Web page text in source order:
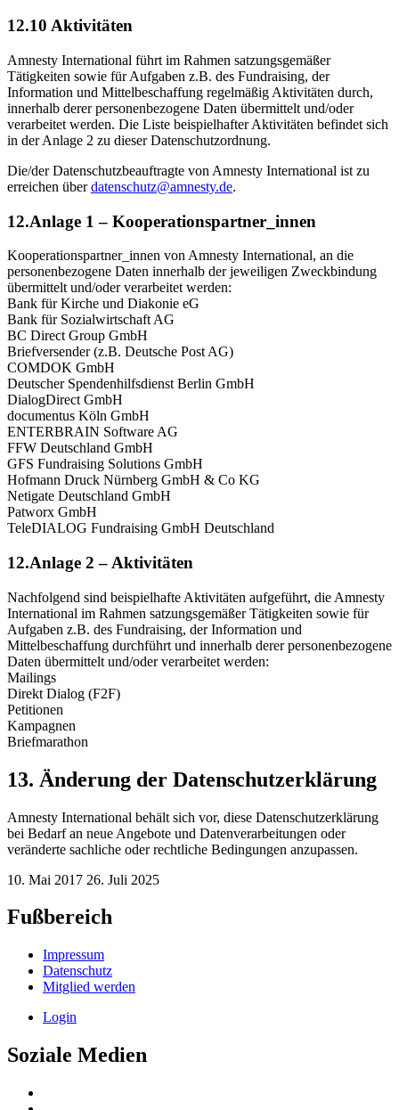
12.10 Aktivitäten
Amnesty International führt im Rahmen satzungsgemäßer
Tätigkeiten sowie für Aufgaben z.B. des Fundraising, der
Information und Mittelbeschaffung regelmäßig Aktivitäten durch,
innerhalb derer personenbezogene Daten übermittelt und/oder
verarbeitet werden. Die Liste beispielhafter Aktivitäten befindet sich
in der Anlage 2 zu dieser Datenschutzordnung.
Die/der Datenschutzbeauftragte von Amnesty International ist zu
erreichen überdatenschutz@amnesty.de.
12.Anlage 1 – Kooperationspartner_innen
Kooperationspartner_innen von Amnesty International, an die
personenbezogene Daten innerhalb der jeweiligen Zweckbindung
übermittelt und/oder verarbeitet werden:
Bank für Kirche und Diakonie eG
Bank für Sozialwirtschaft AG
BC Direct Group GmbH
Briefversender (z.B. Deutsche Post AG)
COMDOK GmbH
Deutscher Spendenhilfsdienst Berlin GmbH
DialogDirect GmbH
documentus Köln GmbH
ENTERBRAIN Software AG
FFW Deutschland GmbH
GFS Fundraising Solutions GmbH
Hofmann Druck Nürnberg GmbH & Co KG
Netigate Deutschland GmbH
Patworx GmbH
TeleDIALOG Fundraising GmbH Deutschland
12.Anlage 2 – Aktivitäten
Nachfolgend sind beispielhafte Aktivitäten aufgeführt, die Amnesty
International im Rahmen satzungsgemäßer Tätigkeiten sowie für
Aufgaben z.B. des Fundraising, der Information und
Mittelbeschaffung durchführt und innerhalb derer personenbezogene
Daten übermittelt und/oder verarbeitet werden:
Mailings
Direkt Dialog (F2F)
Petitionen
Kampagnen
Briefmarathon
13. Änderung der Datenschutzerklärung
Amnesty International behält sich vor, diese Datenschutzerklärung
bei Bedarf an neue Angebote und Datenverarbeitungen oder
veränderte sachliche oder rechtliche Bedingungen anzupassen.
10. Mai 2017 26. Juli 2025
Fußbereich
Impressum
Datenschutz
Mitglied werden
Login
Soziale Medien